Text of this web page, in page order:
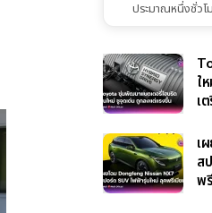
ประมาณหนึ่งชั่วโ
ใ
เ
เ
ส
พ